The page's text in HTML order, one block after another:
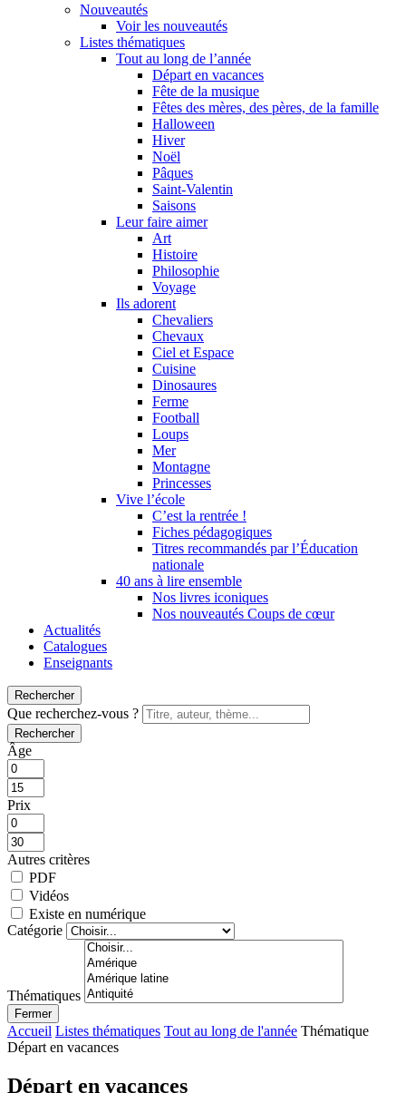
Nouveautés
Voir les nouveautés
Listes thématiques
Tout au long de l’année
Départ en vacances
Fête de la musique
Fêtes des mères, des pères, de la famille
Halloween
Hiver
Noël
Pâques
Saint-Valentin
Saisons
Leur faire aimer
Art
Histoire
Philosophie
Voyage
Ils adorent
Chevaliers
Chevaux
Ciel et Espace
Cuisine
Dinosaures
Ferme
Football
Loups
Mer
Montagne
Princesses
Vive l’école
C’est la rentrée !
Fiches pédagogiques
Titres recommandés par l’Éducation
nationale
40 ans à lire ensemble
Nos livres iconiques
Nos nouveautés Coups de cœur
Actualités
Catalogues
Enseignants
Rechercher
Que recherchez-vous ?
Rechercher
Âge
Prix
Autres critères
PDF
Vidéos
Existe en numérique
Catégorie
Thématiques
Fermer
Accueil Listes thématiques Tout au long de l'année Thématique
Départ en vacances
Départ en vacances